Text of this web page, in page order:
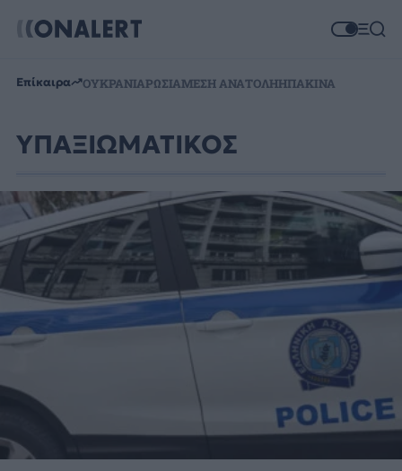
Επίκαιρα ΟΥΚΡΑΝΙΑΡΩΣΙΑΜΕΣΗ ΑΝΑΤΟΛΗΗΠΑΚΙΝΑ
ΥΠΑΞΙΩΜΑΤΙΚΟΣ